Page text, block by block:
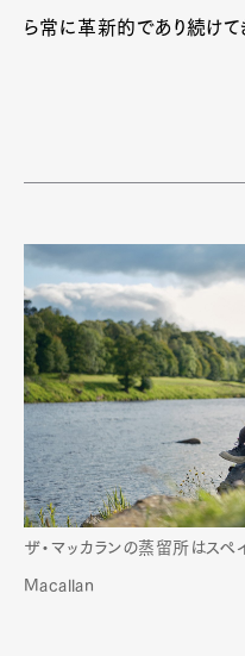
ら常に革新的であり続けて
ザ・マッカランの蒸留所はス
Macallan